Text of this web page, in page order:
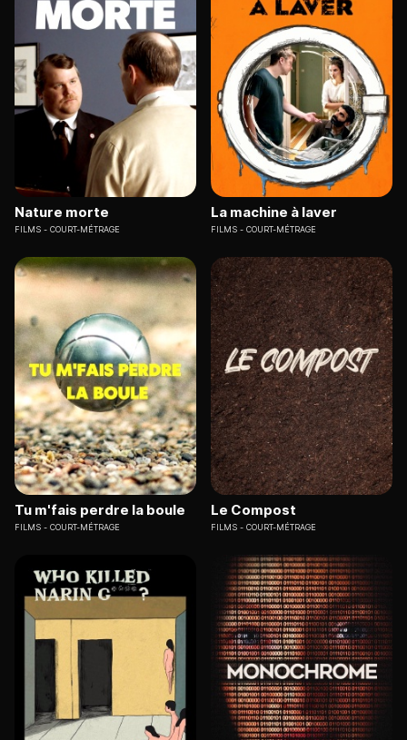
Nature morte
FILMS COURT-MÉTRAGE
La machine à laver
FILMS COURT-MÉTRAGE
Tu m'fais perdre la boule
FILMS COURT-MÉTRAGE
Le Compost
FILMS COURT-MÉTRAGE